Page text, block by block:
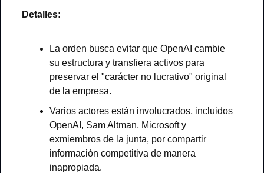
Detalles:
La orden busca evitar que OpenAI cambie
su estructura y transfiera activos para
preservar el "carácter no lucrativo" original
de la empresa.
Varios actores están involucrados, incluidos
OpenAI, Sam Altman, Microsoft y
exmiembros de la junta, por compartir
información competitiva de manera
inapropiada.